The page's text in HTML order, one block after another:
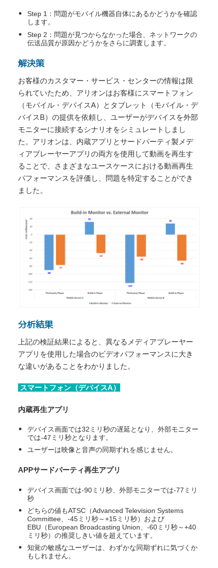
Step 1：問題がモバイル機器自体にあるかどうかを確認
します。
Step 2：問題が見つからなかった場合、ネットワークの
伝送品質が原因かどうかをさらに調査します。
解決策
お客様のカスタマー・サービス・センターの情報は限
られていたため、アリオンはお客様にスマートフォン
（モバイル・デバイスA）とタブレット（モバイル・デ
バイスB）の提供を依頼し、ユーザーがデバイスを外部
モニターに接続するシナリオをシミュレートしまし
た。アリオンは、内蔵アプリとサードパーティ製メデ
ィアプレーヤーアプリの両方を使用して動画を再生す
ることで、さまざまなユースケースにおける動画再生
パフォーマンスを評価し、問題を特定することができ
ました。
分析結果
上記の検証結果によると、異なるメディアプレーヤー
アプリを使用した場合のビデオパフォーマンスに大き
な違いがあることをわかりました。
スマートフォン（デバイスA）
内蔵再生アプリ
デバイス画面では32ミリ秒の遅延となり、外部モニター
では-47ミリ秒となります。
ユーザーは映像と音声の同期ずれを感じません。
APPサードパーティ再生アプリ
デバイス画面では-90ミリ秒、外部モニターでは-77ミリ
秒
どちらの値もATSC（Advanced Television Systems
Committee、-45ミリ秒～+15ミリ秒）および
EBU（European Broadcasting Union、-60ミリ秒～+40
ミリ秒）の推奨しきい値を超えています。
知覚の敏感なユーザーは、わずかな同期ずれに気づくか
もしれません。